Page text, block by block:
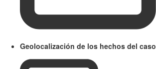
Geolocalización de los hechos del caso